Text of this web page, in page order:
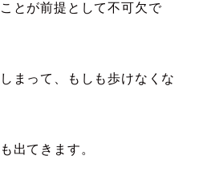
とが前提として不可欠で
まって、もしも歩けなくな
出てきます。